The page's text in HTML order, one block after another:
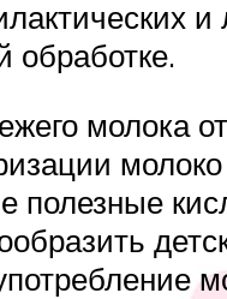
обработке.
молока
полезные